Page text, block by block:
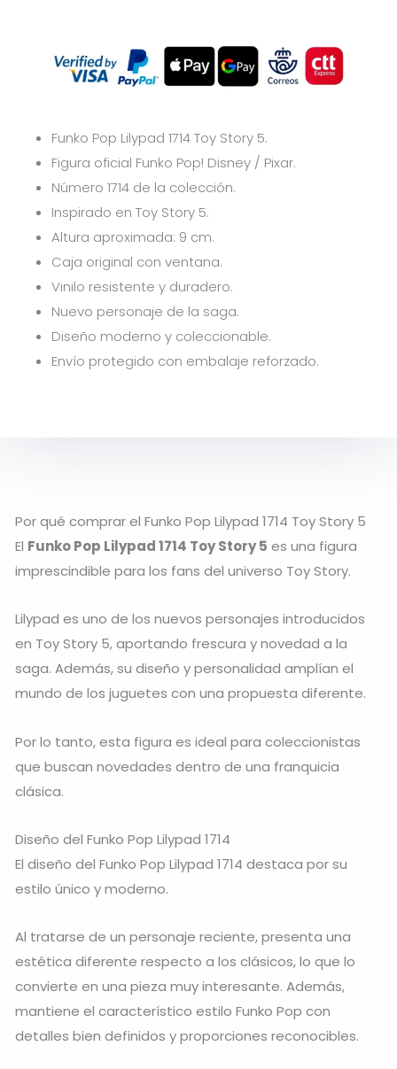
Funko Pop Lilypad 1714 Toy Story 5.
Figura oficial Funko Pop! Disney / Pixar.
Número 1714 de la colección.
Inspirado en Toy Story 5.
Altura aproximada: 9 cm.
Caja original con ventana.
Vinilo resistente y duradero.
Nuevo personaje de la saga.
Diseño moderno y coleccionable.
Envío protegido con embalaje reforzado.
Por qué comprar el Funko Pop Lilypad 1714 Toy Story 5
El Funko Pop Lilypad 1714 Toy Story 5 es una figura
imprescindible para los fans del universo Toy Story.
Lilypad es uno de los nuevos personajes introducidos
en Toy Story 5, aportando frescura y novedad a la
saga. Además, su diseño y personalidad amplían el
mundo de los juguetes con una propuesta diferente.
Por lo tanto, esta figura es ideal para coleccionistas
que buscan novedades dentro de una franquicia
clásica.
Diseño del Funko Pop Lilypad 1714
El diseño del Funko Pop Lilypad 1714 destaca por su
estilo único y moderno.
Al tratarse de un personaje reciente, presenta una
estética diferente respecto a los clásicos, lo que lo
convierte en una pieza muy interesante. Además,
mantiene el característico estilo Funko Pop con
detalles bien definidos y proporciones reconocibles.